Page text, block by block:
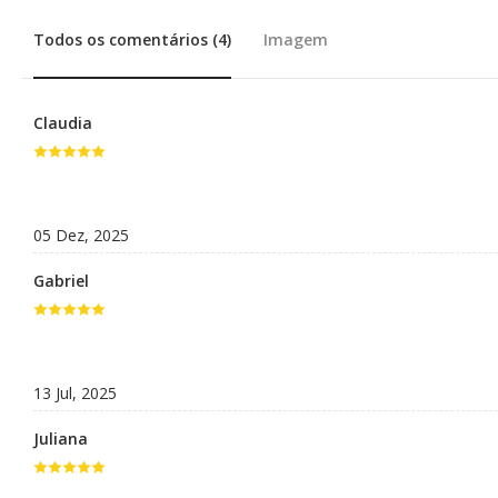
EMBALAGENS
Frascos Rosca 28
Flaconete Rosca 13
Pote 30 ml
Pote 33 ml
Rollon
Todos os comentários (4) Imagem
Claudia
05 Dez, 2025
Gabriel
13 Jul, 2025
Juliana